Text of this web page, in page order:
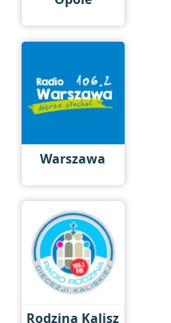
Warszawa
Rodzina Kalisz